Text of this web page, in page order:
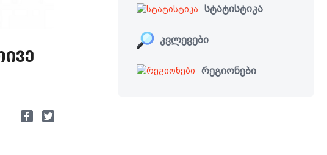
სტატისტიკა
კვლევები
რეგიონები